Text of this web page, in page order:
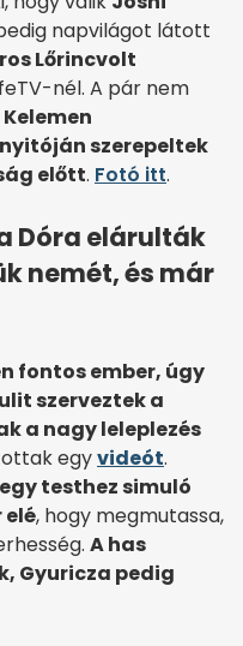
napvilágot látott
Lőrincvolt
nél. A pár nem
Kelemen
szerepeltek
előtt. Fotó itt.
Dóra elárulták
nemét, és már
fontos ember, úgy
szerveztek a
a nagy leleplezés
egyvideót.
testhez simuló
, hogy megmutassa,
A has
Gyuricza pedig